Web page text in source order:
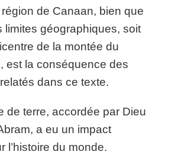
de Canaan, bien que
limites géographiques, soit
de la montée du
est la conséquence des
dans ce texte.
de terre, accordée par Dieu
a eu un impact
l’histoire du monde.